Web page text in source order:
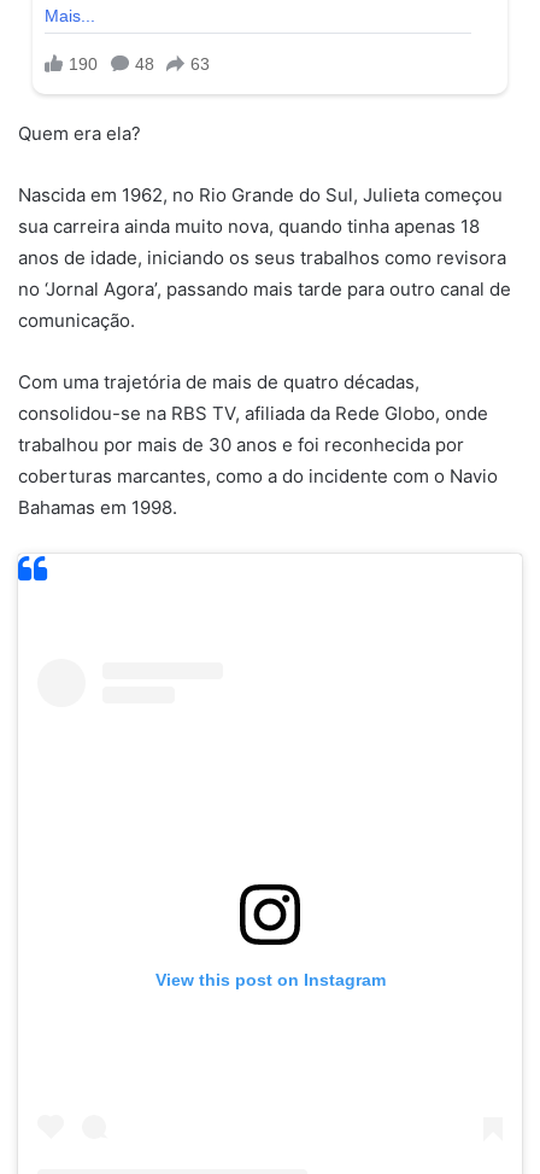
Quem era ela?
Nascida em 1962, no Rio Grande do Sul, Julieta começou
sua carreira ainda muito nova, quando tinha apenas 18
anos de idade, iniciando os seus trabalhos como revisora
no ‘Jornal Agora’, passando mais tarde para outro canal de
comunicação.
Com uma trajetória de mais de quatro décadas,
consolidou-se na RBS TV, afiliada da Rede Globo, onde
trabalhou por mais de 30 anos e foi reconhecida por
coberturas marcantes, como a do incidente com o Navio
Bahamas em 1998.
View this post on Instagram